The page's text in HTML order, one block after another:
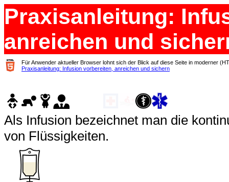
Praxisanleitung:
anreichen und
Für Anwender aktueller Browser lohnt sich der Blick auf diese Seite in moderner
Praxisanleitung: Infusion vorbereiten, anreichen und sichern
Als Infusion bezeichnet man die
von Flüssigkeiten.